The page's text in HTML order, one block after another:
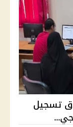
إغلاق تسجيل